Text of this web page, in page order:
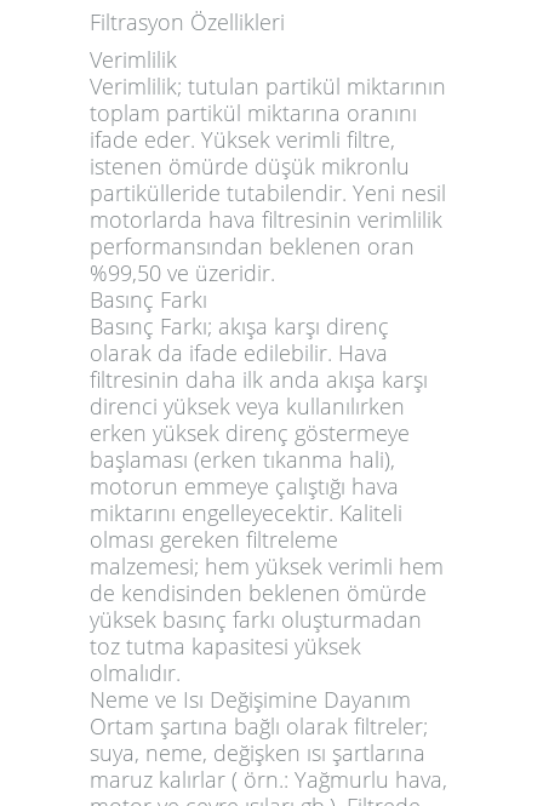
Filtrasyon Özellikleri
Verimlilik
Verimlilik; tutulan partikül miktarının
toplam partikül miktarına oranını
ifade eder. Yüksek verimli filtre,
istenen ömürde düşük mikronlu
partikülleride tutabilendir. Yeni nesil
motorlarda hava filtresinin verimlilik
performansından beklenen oran
%99,50 ve üzeridir.
Basınç Farkı
Basınç Farkı; akışa karşı direnç
olarak da ifade edilebilir. Hava
filtresinin daha ilk anda akışa karşı
direnci yüksek veya kullanılırken
erken yüksek direnç göstermeye
başlaması (erken tıkanma hali),
motorun emmeye çalıştığı hava
miktarını engelleyecektir. Kaliteli
olması gereken filtreleme
malzemesi; hem yüksek verimli hem
de kendisinden beklenen ömürde
yüksek basınç farkı oluşturmadan
toz tutma kapasitesi yüksek
olmalıdır.
Neme ve Isı Değişimine Dayanım
Ortam şartına bağlı olarak filtreler;
suya, neme, değişken ısı şartlarına
maruz kalırlar ( örn.: Yağmurlu hava,